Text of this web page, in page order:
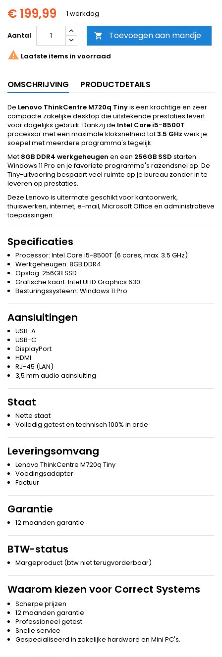
€ 199,99 1 werkdag
Aantal  Toevoegen aan mandje
 Laatste items in voorraad
OMSCHRIJVING PRODUCTDETAILS
De Lenovo ThinkCentre M720q Tinyis een krachtige en zeer
compacte zakelijke desktop die uitstekende prestaties levert
voor dagelijks gebruik. Dankzij de Intel Core i5-8500T
processor met een maximale kloksnelheid tot3.5 GHz werk je
soepel met meerdere programma's tegelijk.
Met 8GB DDR4 werkgeheugen en een 256GB SSD starten
Windows 11 Pro en je favoriete programma's razendsnel op. De
Tiny-uitvoering bespaart veel ruimte op je bureau zonder in te
leveren op prestaties.
Deze Lenovo is uitermate geschikt voor kantoorwerk,
thuiswerken, internet, e-mail, Microsoft Office en administratieve
toepassingen.
Specificaties
Processor: Intel Core i5-8500T (6 cores, max. 3.5 GHz)
Werkgeheugen: 8GB DDR4
Opslag: 256GB SSD
Grafische kaart: Intel UHD Graphics 630
Besturingssysteem: Windows 11 Pro
Aansluitingen
USB-A
USB-C
DisplayPort
HDMI
RJ-45 (LAN)
3,5 mm audio aansluiting
Staat
Nette staat
Volledig getest en technisch 100% in orde
Leveringsomvang
Lenovo ThinkCentre M720q Tiny
Voedingsadapter
Factuur
Garantie
12 maanden garantie
BTW-status
Margeproduct (btw niet terugvorderbaar)
Waarom kiezen voor Correct Systems
Scherpe prijzen
12 maanden garantie
Professioneel getest
Snelle service
Gespecialiseerd in zakelijke hardware en Mini PC's.